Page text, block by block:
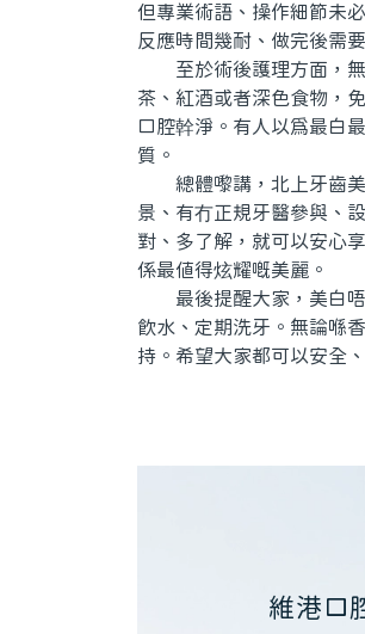
但專業術語、操作細節未
反應時間幾耐、做完後需
至於術後護理方面，無
茶、紅酒或者深色食物，
口腔幹淨。有人以爲最白
質。
總體嚟講，北上牙齒美
景、有冇正規牙醫參與、
對、多了解，就可以安心
係最值得炫耀嘅美麗。
最後提醒大家，美白唔
飲水、定期洗牙。無論喺
持。希望大家都可以安全
維港口